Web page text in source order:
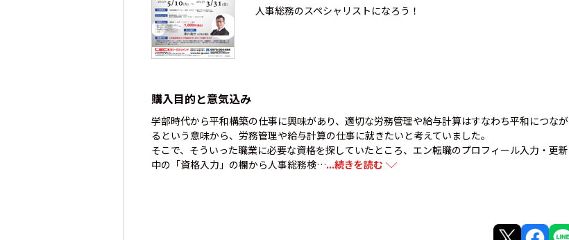
人事総務のスペシャリストになろう！
購入目的と意気込み
学部時代から平和構築の仕事に興味があり、適切な労務管理や給与計算はすなわち平和につなが
るという意味から、労務管理や給与計算の仕事に就きたいと考えていました。
そこで、そういった職業に必要な資格を探していたところ、エン転職のプロフィール入力・更新
中の「資格入力」の欄から人事総務検…...続きを読む